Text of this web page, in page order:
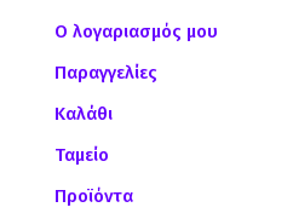
Ο λογαριασμός μου
Παραγγελίες
Καλάθι
Ταμείο
Προϊόντα